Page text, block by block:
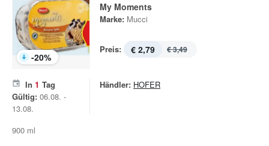
-20%
My Moments
Marke: Mucci
Preis: € 2,79 € 3,49
In 1 Tag
Gültig: 06.08. -
13.08.
Händler: HOFER
900 ml